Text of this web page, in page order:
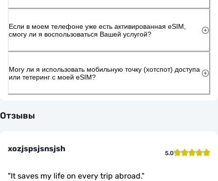
Если в моем телефоне уже есть активированная eSIM,
смогу ли я воспользоваться Вашей услугой?
Могу ли я использовать мобильную точку (хотспот) доступа
или тетеринг с моей eSIM?
Отзывы
xozjspsjsnsjsh 5.0
"It saves my life on every trip abroad."